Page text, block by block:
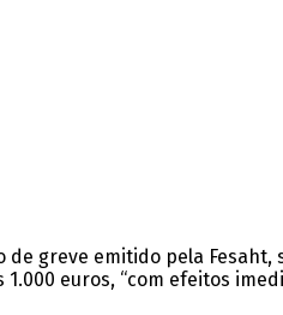
greve emitido pela
1.000 euros, “com efeitos